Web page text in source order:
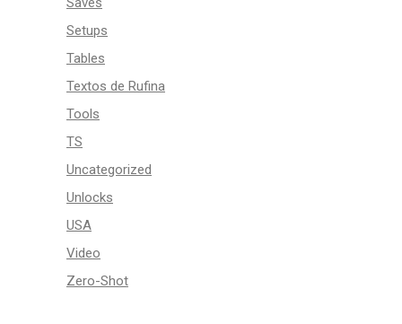
Setups
Tables
Textos de Rufina
Tools
TS
Uncategorized
Unlocks
USA
Video
Zero-Shot